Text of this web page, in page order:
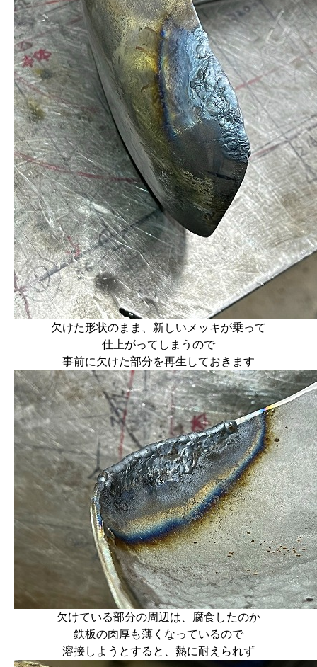
欠けた形状のまま、新しいメッキが乗って
仕上がってしまうので
事前に欠けた部分を再生しておきます
欠けている部分の周辺は、腐食したのか
鉄板の肉厚も薄くなっているので
溶接しようとすると、熱に耐えられず